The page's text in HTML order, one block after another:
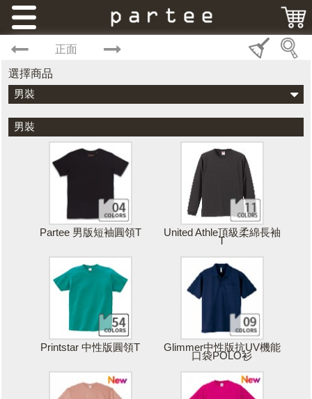
正面
選擇商品
男裝
男裝
Partee 男版短袖圓領T United Athle頂級柔綿長袖
T
Printstar 中性版圓領T Glimmer中性版抗UV機能
口袋POLO衫